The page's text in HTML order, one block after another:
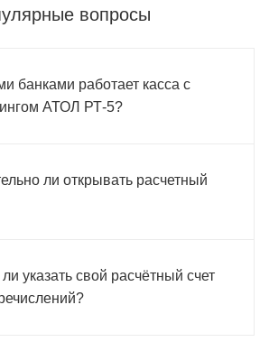
вопросы
банками работает касса с
АТОЛ РТ-5?
ли открывать расчетный
указать свой расчётный счет